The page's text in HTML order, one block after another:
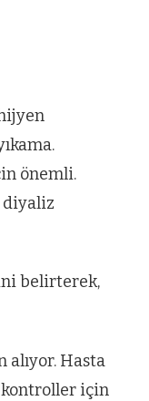
önemli.
diyaliz
belirterek,
alıyor. Hasta
için